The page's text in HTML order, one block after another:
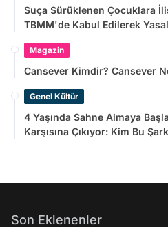
Suça Sürüklenen Çocuklara
TBMM'de Kabul Edilerek
Magazin
Cansever Kimdir? Cansever
Genel Kültür
4 Yaşında Sahne Almaya
Karşısına Çıkıyor: Kim Bu
Son Eklenenler